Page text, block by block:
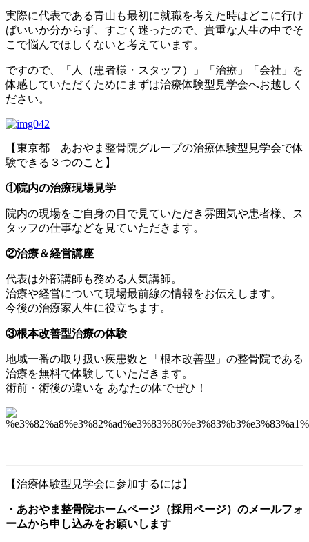
実際に代表である青山も最初に就職を考えた時はどこに行け
ばいいか分からず、すごく迷ったので、貴重な人生の中でそ
こで悩んでほしくないと考えています。
ですので、「人（患者様・スタッフ）」「治療」「会社」を
体感していただくためにまずは治療体験型見学会へお越しく
ださい。
【東京都 あおやま整骨院グループの治療体験型見学会で体
験できる３つのこと】
①院内の治療現場見学
院内の現場をご自身の目で見ていただき雰囲気や患者様、ス
タッフの仕事などを見ていただきます。
②治療＆経営講座
代表は外部講師も務める人気講師。
治療や経営について現場最前線の情報をお伝えします。
今後の治療家人生に役立ちます。
③根本改善型治療の体験
地域一番の取り扱い疾患数と「根本改善型」の整骨院である
治療を無料で体験していただきます。
術前・術後の違いを あなたの体でぜひ！
【治療体験型見学会に参加するには】
・あおやま整骨院ホームページ（採用ページ）のメールフォ
ームから申し込みをお願いします